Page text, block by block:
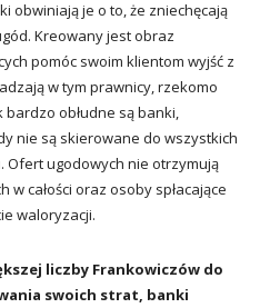
obwiniają je o to, że zniechęcają
Kreowany jest obraz
pomóc swoim klientom wyjść z
w tym prawnicy, rzekomo
bardzo obłudne są banki,
nie są skierowane do wszystkich
ugodowych nie otrzymują
całości oraz osoby spłacające
waloryzacji.
liczby Frankowiczów do
swoich strat, banki